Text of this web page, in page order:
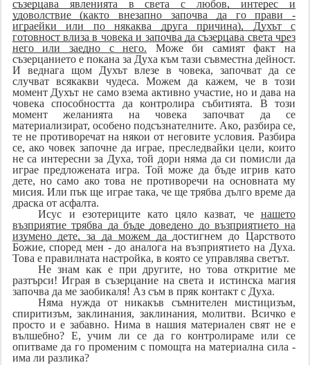
съзерцава явленията в света с любов, интерес и
удоволствие (както внезапно започва да го прави -
играейки или по някаква друга причина), Духът с
готовност влиза в човека и започва да съзерцава света чрез
него или заедно с него. Може би самият факт на
съзерцанието е покана за Духа към тази съвместна дейност.
И веднага щом Духът влезе в човека, започват да се
случват всякакви чудеса. Можем да кажем, че в този
момент Духът не само взема активно участие, но и дава на
човека способността да контролира събитията. В този
момент желанията на човека започват да се
материализират, особено подсъзнателните. Ако, разбира се,
те не противоречат на някои от неговите условия. Разбира
се, ако човек започне да играе, преследвайки цели, които
не са интересни за Духа, той дори няма да си помисли да
играе предложената игра. Той може да бъде игрив като
дете, но само ако това не противоречи на основната му
мисия. Или пък ще играе така, че ще трябва дълго време да
драска от асфалта.
Исус и езотериците като цяло казват, че нашето
възприятие трябва да бъде доведено до възприятието на
изумено дете, за да можем да достигнем до Царството
Божие, според мен - до аналога на възприятието на Духа.
Това е правилната настройка, в която се управлява светът.
Не знам как е при другите, но това откритие ме
разтърси! Играя в съзерцание на света и истинска магия
започва да ме заобикаля! Аз съм в пряк контакт с Духа.
Няма нужда от никакъв съмнителен мистицизъм,
спиритизъм, заклинания, заклинания, молитви. Всичко е
просто и е забавно. Нима в нашия материален свят не е
вълшебно? Е, учим ли се да го контролираме или се
опитваме да го променим с помощта на материална сила -
има ли разлика?